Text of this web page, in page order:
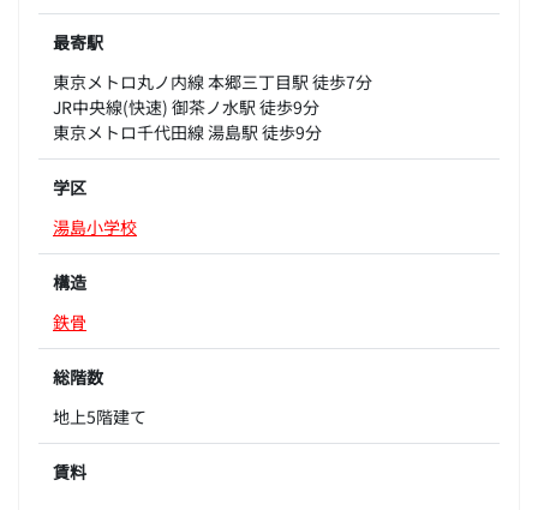
最寄駅
東京メトロ丸ノ内線 本郷三丁目駅 徒歩7分
JR中央線(快速) 御茶ノ水駅 徒歩9分
東京メトロ千代田線 湯島駅 徒歩9分
学区
湯島小学校
構造
鉄骨
総階数
地上5階建て
賃料